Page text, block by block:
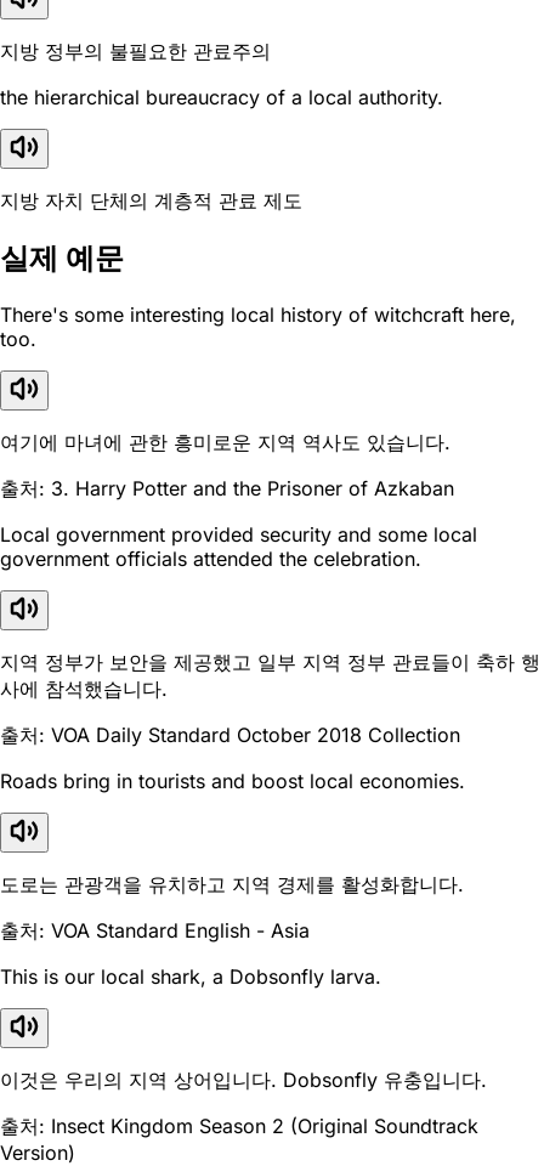
지방 정부의 불필요한 관료주의
the hierarchical bureaucracy of a local authority.
지방 자치 단체의 계층적 관료 제도
실제 예문
There's some interesting local history of witchcraft here,
too.
여기에 마녀에 관한 흥미로운 지역 역사도 있습니다.
출처: 3. Harry Potter and the Prisoner of Azkaban
Local government provided security and some local
government officials attended the celebration.
지역 정부가 보안을 제공했고 일부 지역 정부 관료들이 축하 행
사에 참석했습니다.
출처: VOA Daily Standard October 2018 Collection
Roads bring in tourists and boost local economies.
도로는 관광객을 유치하고 지역 경제를 활성화합니다.
출처: VOA Standard English - Asia
This is our local shark, a Dobsonfly larva.
이것은 우리의 지역 상어입니다. Dobsonfly 유충입니다.
출처: Insect Kingdom Season 2 (Original Soundtrack
Version)